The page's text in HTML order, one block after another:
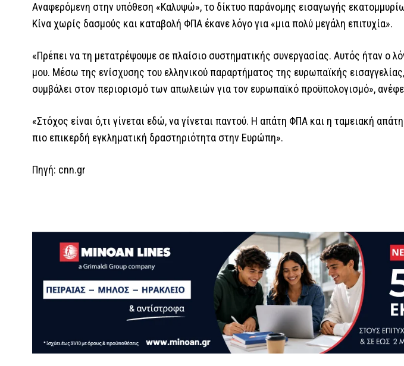
Αναφερόμενη στην υπόθεση «Καλυψώ», το δίκτυο παράνομης εισαγωγής
Κίνα χωρίς δασμούς και καταβολή ΦΠΑ έκανε λόγο για «μια πολύ μεγάλη επιτυχία».
«Πρέπει να τη μετατρέψουμε σε πλαίσιο συστηματικής συνεργασίας. Αυτός ήταν ο
μου. Μέσω της ενίσχυσης του ελληνικού παραρτήματος της ευρωπαϊκής
συμβάλει στον περιορισμό των απωλειών για τον ευρωπαϊκό προϋπολογισμό»,
«Στόχος είναι ό,τι γίνεται εδώ, να γίνεται παντού. Η απάτη ΦΠΑ και η ταμειακή
πιο επικερδή εγκληματική δραστηριότητα στην Ευρώπη».
Πηγή: cnn.gr